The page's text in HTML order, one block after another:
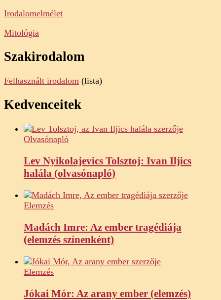
Irodalomelmélet
Mitológia
Szakirodalom
Felhasznált irodalom (lista)
Kedvenceitek
Olvasónapló
Lev Nyikolajevics Tolsztoj: Ivan Iljics
halála (olvasónapló)
Elemzés
Madách Imre: Az ember tragédiája
(elemzés színenként)
Elemzés
Jókai Mór: Az arany ember (elemzés)